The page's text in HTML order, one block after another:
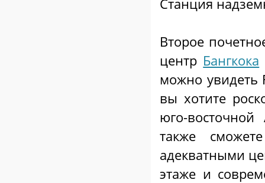
Станция
Второе
центр Бангкока
можно увидеть
вы хотите
юго-
также
адекватными
этаже и